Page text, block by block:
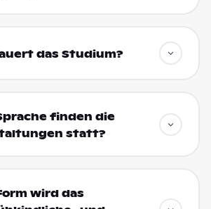
das Studium?
finden die
statt?
wird das